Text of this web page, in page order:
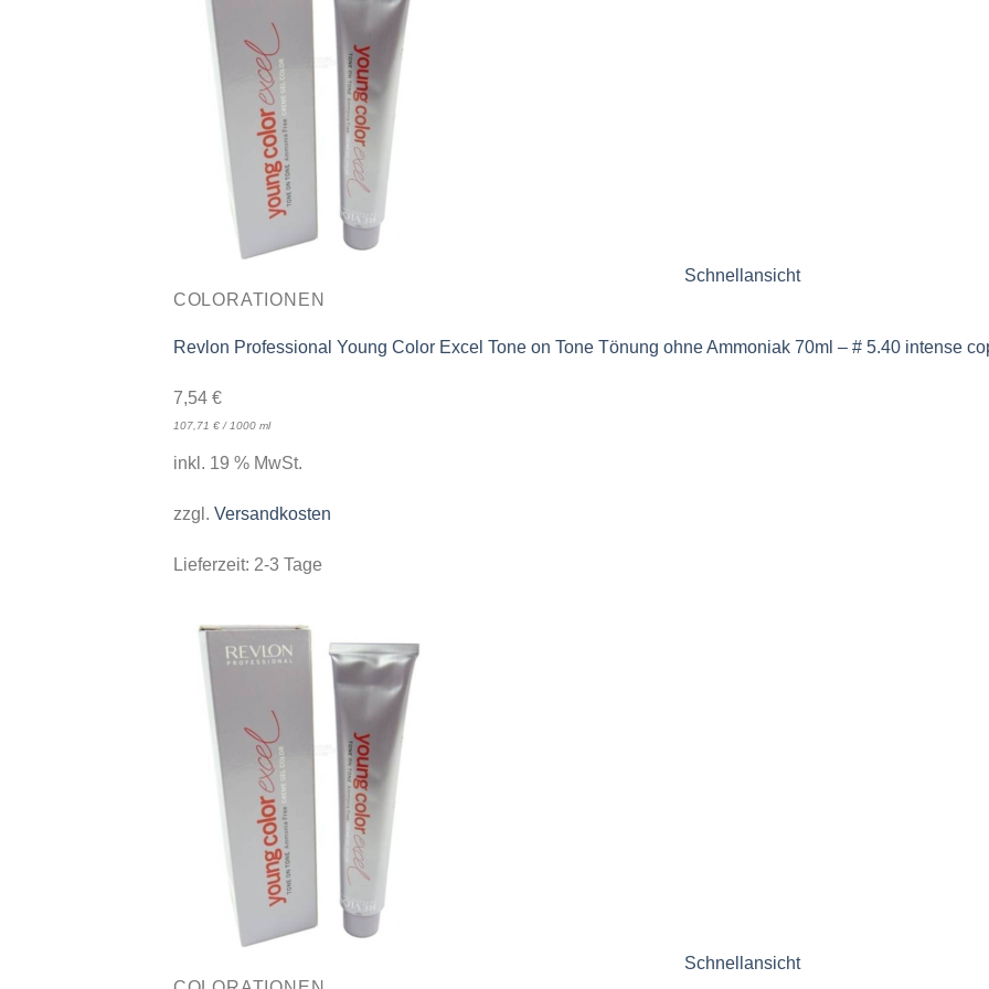
Schnellansicht
COLORATIONEN
Revlon Professional Young Color Excel Tone on Tone Tönung ohne Ammoniak 70ml – # 5.40 intense
7,54 €
107,71 €/ 1000 ml
inkl. 19 % MwSt.
zzgl. Versandkosten
Lieferzeit: 2-3 Tage
Schnellansicht